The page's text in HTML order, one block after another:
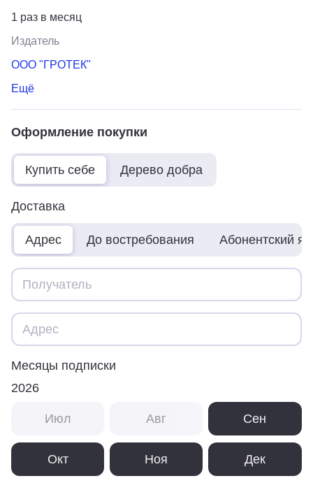
1 раз в месяц
Издатель
ООО "ГРОТЕК"
Ещё
Оформление покупки
Купить себе Дерево добра
Доставка
Адрес До востребования Абонентский
Месяцы подписки
2026
Июл Авг Сен
Окт Ноя Дек